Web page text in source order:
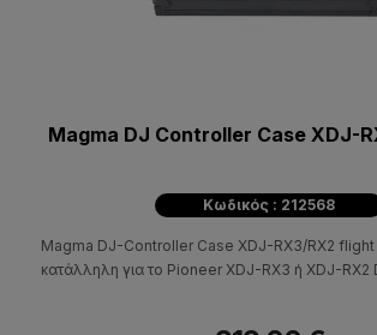
Magma DJ Controller Case XDJ-
Κωδικός : 212568
Magma DJ-Controller Case XDJ-RX3/RX2 flight
κατάλληλη για το Pioneer XDJ-RX3 ή XDJ-RX2